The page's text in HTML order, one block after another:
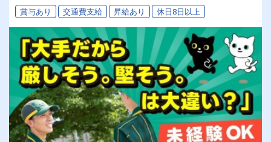
賞与あり 交通費支給 昇給あり 休日8日以上